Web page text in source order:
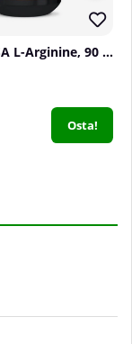
BioTechUSA L-Arginine, 90 caps
Osta!